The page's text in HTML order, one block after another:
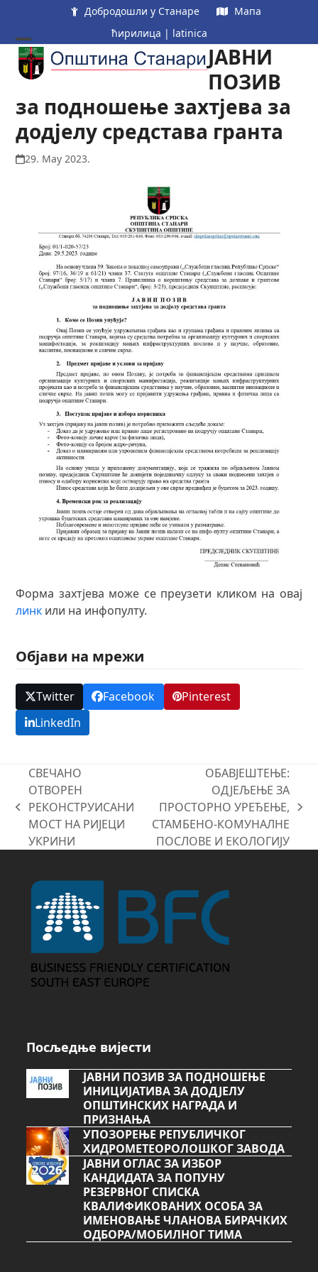
content
Добродошли у Станаре
Мапа
ћирилица | latinica
Open
mobile
menu
Close
mobile
menu
ЈАВНИ
ПОЗИВ
за подношење захтјева за
додјелу средстава гранта
29. May 2023.
Форма захтјева може се преузети кликом на овај
линк или на инфопулту.
Објави на мрежи
Twitter Facebook
Pinterest
LinkedIn
previous
post:
СВЕЧАНО
ОТВОРЕН
РЕКОНСТРУИСАНИ
МОСТ НА РИЈЕЦИ
УКРИНИ
next
post:
ОБАВЈЕШТЕЊЕ:
ОДЈЕЉЕЊЕ ЗА
ПРОСТОРНО УРЕЂЕЊЕ,
СТАМБЕНО-КОМУНАЛНЕ
ПОСЛОВЕ И ЕКОЛОГИЈУ
Посљедње вијести
ЈАВНИ ПОЗИВ ЗА ПОДНОШЕЊЕ
ИНИЦИЈАТИВА ЗА ДОДЈЕЛУ
ОПШТИНСКИХ НАГРАДА И
ПРИЗНАЊА
УПОЗОРЕЊЕ РЕПУБЛИЧКОГ
ХИДРОМЕТЕОРОЛОШКОГ ЗАВОДА
ЈАВНИ ОГЛАС ЗА ИЗБОР
КАНДИДАТА ЗА ПОПУНУ
РЕЗЕРВНОГ СПИСКА
КВАЛИФИКОВАНИХ ОСОБА ЗА
ИМЕНОВАЊЕ ЧЛАНОВА БИРАЧКИХ
ОДБОРА/МОБИЛНОГ ТИМА